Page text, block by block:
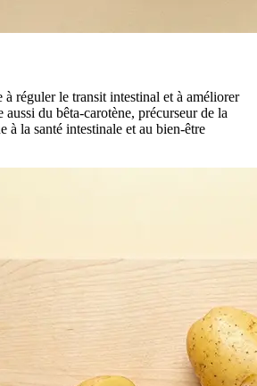
réguler le transit intestinal et à améliorer
du bêta-carotène, précurseur de la
à la santé intestinale et au bien-être